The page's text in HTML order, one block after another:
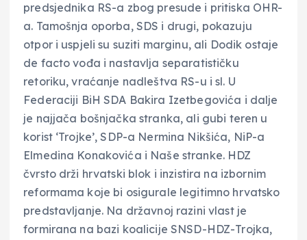
predsjednika RS-a zbog presude i pritiska OHR-
a. Tamošnja oporba, SDS i drugi, pokazuju
otpor i uspjeli su suziti marginu, ali Dodik ostaje
de facto vođa i nastavlja separatističku
retoriku, vraćanje nadleštva RS-u i sl. U
Federaciji BiH SDA Bakira Izetbegovića i dalje
je najjača bošnjačka stranka, ali gubi teren u
korist ‘Trojke’, SDP-a Nermina Nikšića, NiP-a
Elmedina Konakovića i Naše stranke. HDZ
čvrsto drži hrvatski blok i inzistira na izbornim
reformama koje bi osigurale legitimno hrvatsko
predstavljanje. Na državnoj razini vlast je
formirana na bazi koalicije SNSD-HDZ-Trojka,